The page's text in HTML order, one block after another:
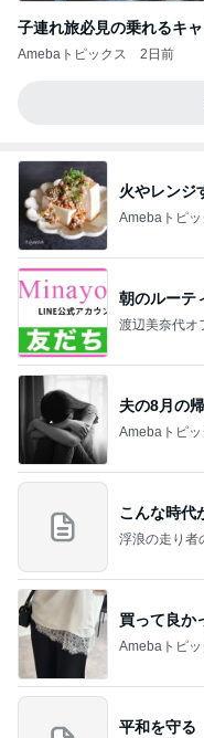
子連れ旅必見の乗れるキ
Amebaトピックス 2日前
火やレンジ
Amebaトピッ
朝のルーテ
渡辺美奈代オ
夫の8月の
Amebaトピッ
こんな時代
浮浪の走り者
買って良か
Amebaトピッ
平和を守る